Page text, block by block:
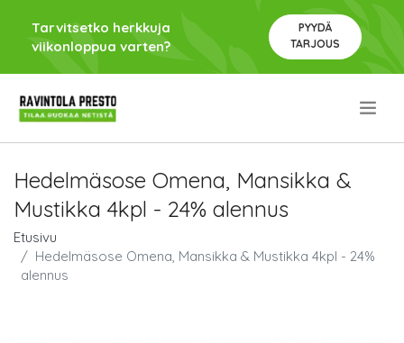
Tarvitsetko herkkuja
viikonloppua varten?
PYYDÄ
TARJOUS
Hedelmäsose Omena, Mansikka &
Mustikka 4kpl - 24% alennus
Etusivu
Hedelmäsose Omena, Mansikka & Mustikka 4kpl - 24%
alennus